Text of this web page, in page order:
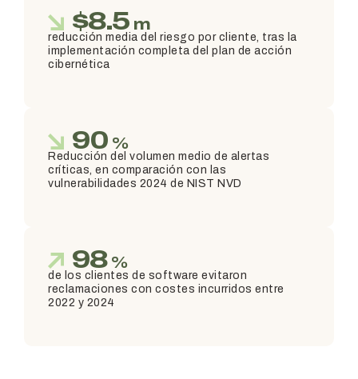
$8.5 m
reducción media del riesgo por cliente, tras la
implementación completa del plan de acción
cibernética
90 %
Reducción del volumen medio de alertas
críticas, en comparación con las
vulnerabilidades 2024 de NIST NVD
98 %
de los clientes de software evitaron
reclamaciones con costes incurridos entre
2022 y 2024